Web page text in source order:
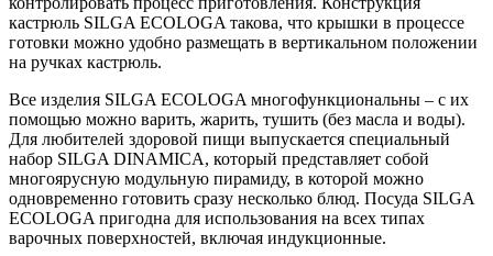
кастрюль SILGA ECOLOGA такова, что крышки в процессе
готовки можно удобно размещать в вертикальном положении
на ручках кастрюль.
Все изделия SILGA ECOLOGA многофункциональны – с их
помощью можно варить, жарить, тушить (без масла и воды).
Для любителей здоровой пищи выпускается специальный
набор SILGA DINAMICA, который представляет собой
многоярусную модульную пирамиду, в которой можно
одновременно готовить сразу несколько блюд. Посуда SILGA
ECOLOGA пригодна для использования на всех типах
варочных поверхностей, включая индукционные.